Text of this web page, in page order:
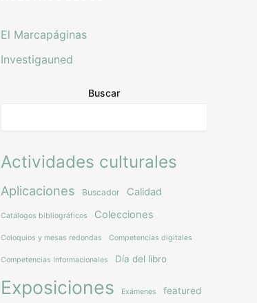
El Marcapáginas
Investigauned
Buscar
Actividades culturales
Aplicaciones Buscador Calidad
Catálogos bibliográficos Colecciones
Coloquios y mesas redondas Competencias digitales
Competencias Informacionales Día del libro
Exposiciones Exámenes featured